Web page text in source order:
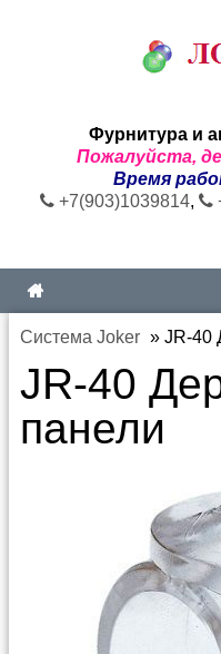
Фурнитура и
Пожалуйста,
Время
+7(903)1039814,
Система Joker » JR-40
JR-40
панели